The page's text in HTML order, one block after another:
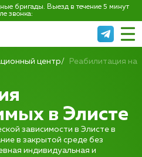
бригады. Выезд в течение 5 минут
звонка:
центр Реабилитация
в Элисте
зависимости в Элисте в
в закрытой среде без
индивидуальная и